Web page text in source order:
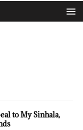
to My Sinhala,